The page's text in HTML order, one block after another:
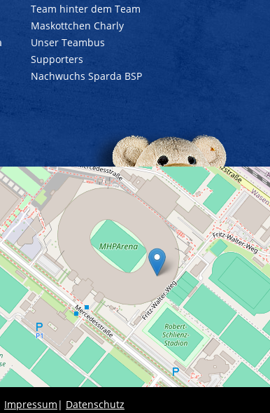
Team hinter dem Team
Maskottchen Charly
Unser Teambus
Supporters
Nachwuchs Sparda BSP
Impressum | Datenschutz